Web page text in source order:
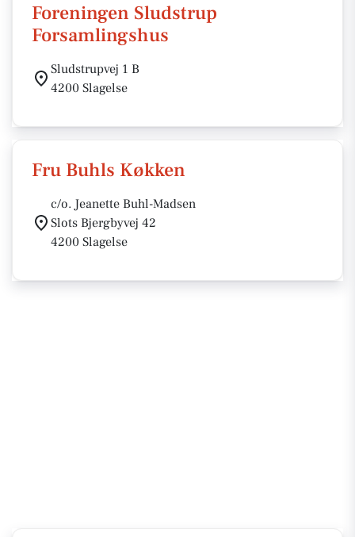
Foreningen Sludstrup
Forsamlingshus
Sludstrupvej 1 B
4200 Slagelse
Fru Buhls Køkken
c/o. Jeanette Buhl-Madsen
Slots Bjergbyvej 42
4200 Slagelse